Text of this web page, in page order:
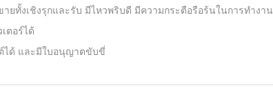
งเชิงรุกและรับ มีไหวพริบดี มีความกระตือรือร้นในการทำงาน
อร์ได้
และมีใบอนุญาตขับขี่